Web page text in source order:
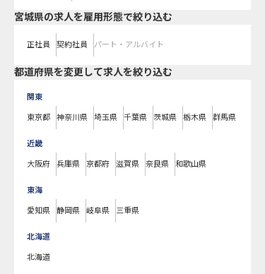
宮城県の求人を雇用形態で絞り込む
正社員 契約社員 パート・アルバイト
都道府県を変更して求人を絞り込む
関東
東京都 神奈川県 埼玉県 千葉県 茨城県 栃木県 群馬県
近畿
大阪府 兵庫県 京都府 滋賀県 奈良県 和歌山県
東海
愛知県 静岡県 岐阜県 三重県
北海道
北海道